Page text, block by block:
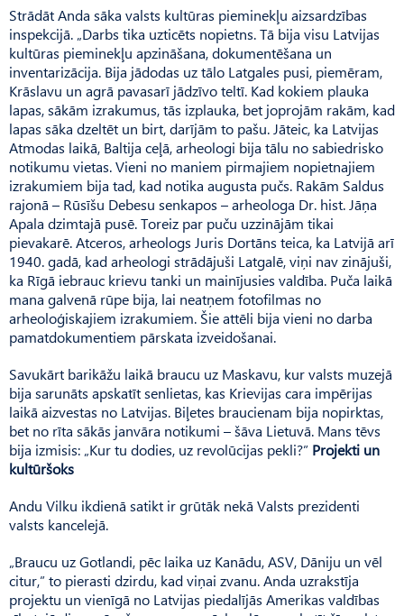
Strādāt Anda sāka valsts kultūras pieminekļu aizsardzības
inspekcijā. „Darbs tika uzticēts nopietns. Tā bija visu Latvijas
kultūras pieminekļu apzināšana, dokumentēšana un
inventarizācija. Bija jādodas uz tālo Latgales pusi, piemēram,
Krāslavu un agrā pavasarī jādzīvo teltī. Kad kokiem plauka
lapas, sākām izrakumus, tās izplauka, bet joprojām rakām, kad
lapas sāka dzeltēt un birt, darījām to pašu. Jāteic, ka Latvijas
Atmodas laikā, Baltija ceļā, arheologi bija tālu no sabiedrisko
notikumu vietas. Vieni no maniem pirmajiem nopietnajiem
izrakumiem bija tad, kad notika augusta pučs. Rakām Saldus
rajonā – Rūsīšu Debesu senkapos – arheologa Dr. hist. Jāņa
Apala dzimtajā pusē. Toreiz par puču uzzinājām tikai
pievakarē. Atceros, arheologs Juris Dortāns teica, ka Latvijā arī
1940. gadā, kad arheologi strādājuši Latgalē, viņi nav zinājuši,
ka Rīgā iebrauc krievu tanki un mainījusies valdība. Puča laikā
mana galvenā rūpe bija, lai neatņem fotofilmas no
arheoloģiskajiem izrakumiem. Šie attēli bija vieni no darba
pamatdokumentiem pārskata izveidošanai.
Savukārt barikāžu laikā braucu uz Maskavu, kur valsts muzejā
bija sarunāts apskatīt senlietas, kas Krievijas cara impērijas
laikā aizvestas no Latvijas. Biļetes braucienam bija nopirktas,
bet no rīta sākās janvāra notikumi – šāva Lietuvā. Mans tēvs
bija izmisis: „Kur tu dodies, uz revolūcijas pekli?” Projekti un
kultūršoks
Andu Vilku ikdienā satikt ir grūtāk nekā Valsts prezidenti
valsts kancelejā.
„Braucu uz Gotlandi, pēc laika uz Kanādu, ASV, Dāniju un vēl
citur,” to pierasti dzirdu, kad viņai zvanu. Anda uzrakstīja
projektu un vienīgā no Latvijas piedalījās Amerikas valdības